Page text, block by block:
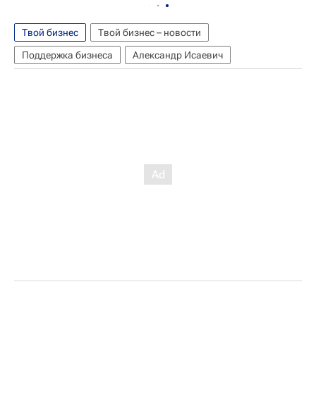
Твой бизнес
Твой бизнес – новости
Поддержка бизнеса
Александр Исаевич